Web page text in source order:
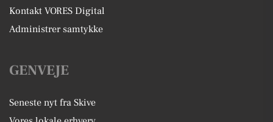
Kontakt VORES Digital
Administrer samtykke
GENVEJE
Seneste nyt fra Skive